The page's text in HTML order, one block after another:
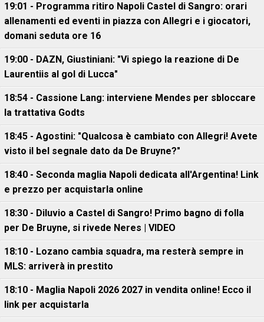
19:01 - Programma ritiro Napoli Castel di Sangro: orari
allenamenti ed eventi in piazza con Allegri e i giocatori,
domani seduta ore 16
19:00 - DAZN, Giustiniani: "Vi spiego la reazione di De
Laurentiis al gol di Lucca"
18:54 - Cassione Lang: interviene Mendes per sbloccare
la trattativa Godts
18:45 - Agostini: "Qualcosa è cambiato con Allegri! Avete
visto il bel segnale dato da De Bruyne?"
18:40 - Seconda maglia Napoli dedicata all'Argentina! Link
e prezzo per acquistarla online
18:30 - Diluvio a Castel di Sangro! Primo bagno di folla
per De Bruyne, si rivede Neres | VIDEO
18:10 - Lozano cambia squadra, ma resterà sempre in
MLS: arriverà in prestito
18:10 - Maglia Napoli 2026 2027 in vendita online! Ecco il
link per acquistarla